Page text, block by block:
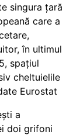
singura țară
care a
în ultimul
spațiul
cheltuielile
Eurostat
a
doi grifoni